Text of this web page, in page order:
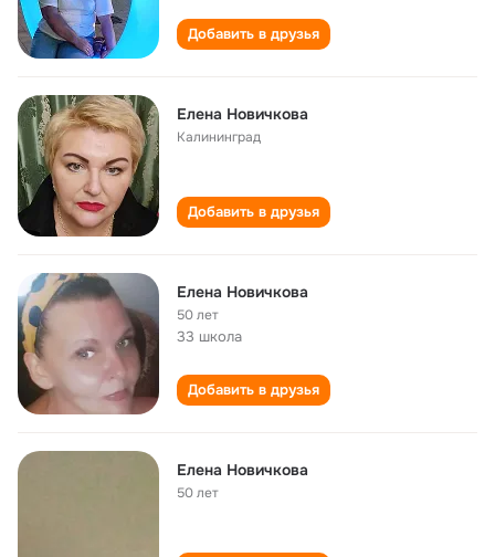
Добавить в друзья
Елена Новичкова
Калининград
Добавить в друзья
Елена Новичкова
50 лет
33 школа
Добавить в друзья
Елена Новичкова
50 лет